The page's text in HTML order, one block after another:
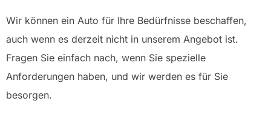
Wir können ein Auto für Ihre Bedürfnisse beschaffen,
auch wenn es derzeit nicht in unserem Angebot ist.
Fragen Sie einfach nach, wenn Sie spezielle
Anforderungen haben, und wir werden es für Sie
besorgen.